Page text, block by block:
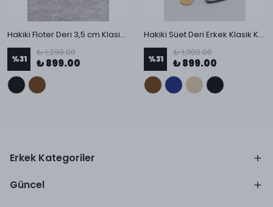
Hakiki Floter Deri 3,5 cm Klasik Kemer
%31
₺ 1,299.00
₺ 899.00
Hakiki Süet Deri Erkek Klasik Kemer
%31
₺ 1,300.00
₺ 899.00
Erkek Kategoriler
Güncel